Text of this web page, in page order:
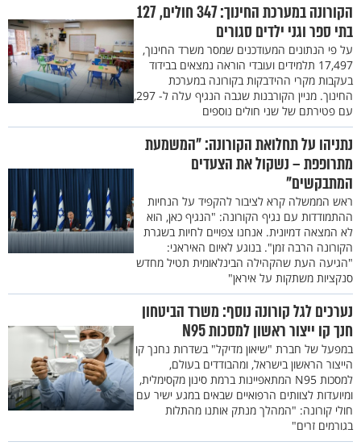
הקורונה במערכת החינוך: 347 חולים, 127
בתי ספר וגני ילדים סגורים
על פי הנתונים המעודכנים שמסר משרד החינוך,
17,497 תלמידים ועובדי הוראה נמצאים בבידוד
בעקבות מקרי ההידבקות בקורונה במערכת
החינוך. מניין הקורבנות שגבה הנגיף עלה ל- 297,
עם פטירתם של שני חולים נוספים
נתניהו על תחלואת הקורונה: "המשמעת
מתרופפת – נשקול את הצעדים
המתבקשים"
ראש הממשלה קרא לציבור להקפיד על הנחיות
ההתמודדות עם נגיף הקורונה: "הנגיף כאן, הוא
לא המצאה דמיונית. אנחנו צפויים לחיות בשגרת
הקורונה הרבה זמן". בנוגע לאיום האיראני:
"הגיעה העת שהקהילה הבינלאומית תטיל מחדש
סנקציות משתקות על איראן"
נערכים לגל קורונה נוסף: משרד הביטחון
חנך קו ייצור ראשון למסכות N95
במפעל של חברת "שיאון מדיקל" בשדרות נחנך קו
הייצור הראשון בישראל, ומהבודדים בעולם,
למסכות N95 המתאפיינות ברמת סינון מקסימלית,
ומיועדות לצוותים הרפואיים שבאים במגע ישיר עם
חולי קורונה: "המהלך מנתק אותנו מהתלות
בגורמים זרים"